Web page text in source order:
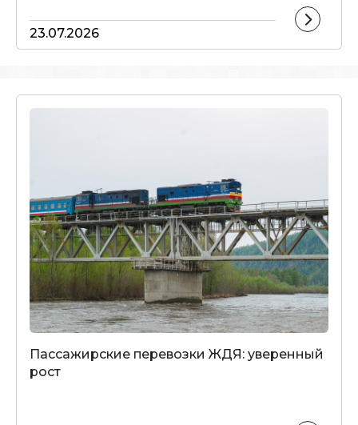
23.07.2026
Пассажирские перевозки ЖДЯ: уверенный
рост